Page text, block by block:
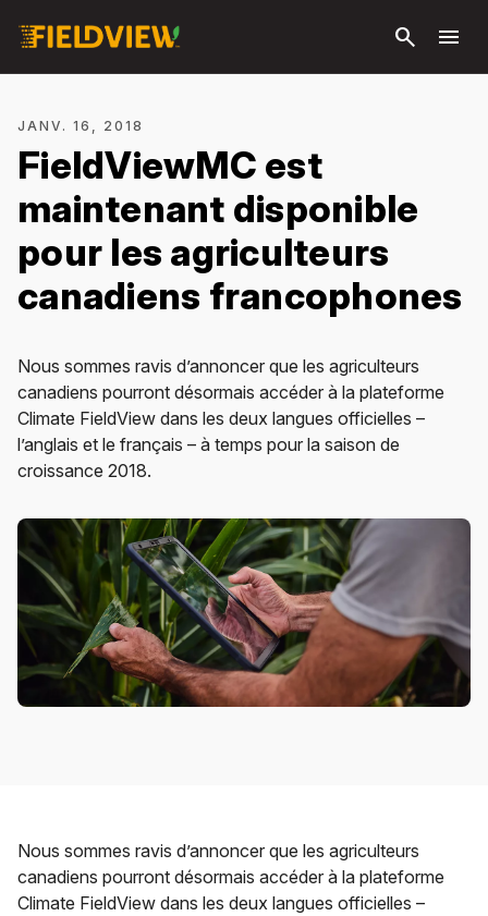
principal
search menu
JANV. 16, 2018
FieldViewMC est
maintenant disponible
pour les agriculteurs
canadiens francophones
Nous sommes ravis d’annoncer que les agriculteurs
canadiens pourront désormais accéder à la plateforme
Climate FieldView dans les deux langues officielles –
l’anglais et le français – à temps pour la saison de
croissance 2018.
Nous sommes ravis d’annoncer que les agriculteurs
canadiens pourront désormais accéder à la plateforme
Climate FieldView dans les deux langues officielles –